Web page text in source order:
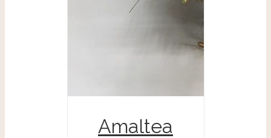
Amaltea